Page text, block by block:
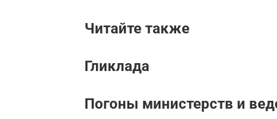
Читайте также
Гликлада
Погоны министерств и